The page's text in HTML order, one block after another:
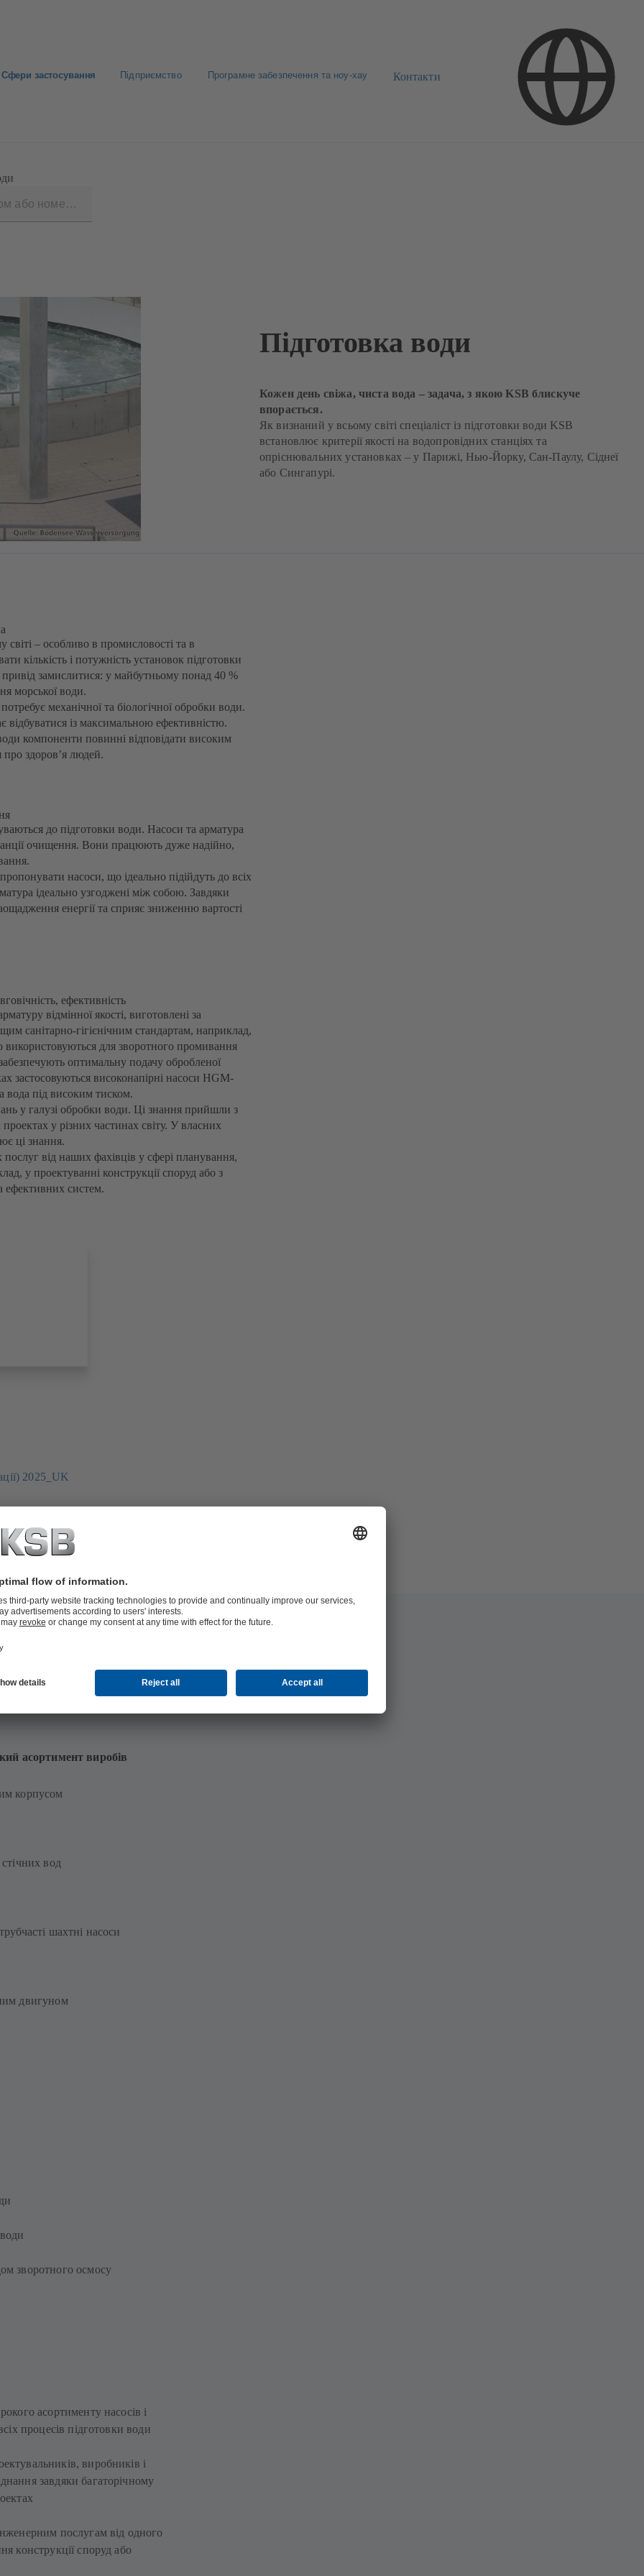
Сфери застосування Підприємство Програмне забезпечення та ноу-хау Контакти
Підготовка води
Кожен день свіжа, чиста вода – задача, з якою KSB блискуче
впорається.
Як визнаний у всьому світі спеціаліст із підготовки води KSB
встановлює критерії якості на водопровідних станціях та
опріснювальних установках – у Парижі, Нью-Йорку, Сан-Паулу, Сіднеї
або Сингапурі.
– особливо в промисловості та в
кількість і потужність установок підготовки
замислитися: у майбутньому понад 40 %
морської води.
механічної та біологічної обробки води.
відбуватися із максимальною ефективністю.
компоненти повинні відповідати високим
про здоров’я людей.
до підготовки води. Насоси та арматура
очищення. Вони працюють дуже надійно,
насоси, що ідеально підійдуть до всіх
ідеально узгоджені між собою. Завдяки
енергії та сприяє зниженню вартості
ефективність
відмінної якості, виготовлені за
санітарно-гігієнічним стандартам, наприклад,
для зворотного промивання
оптимальну подачу обробленої
застосовуються високонапірні насоси HGM-
вода під високим тиском.
у галузі обробки води. Ці знання прийшли з
у різних частинах світу. У власних
ці знання.
від наших фахівців у сфері планування,
у проектуванні конструкції споруд або з
ефективних систем.
2025_UK
MB)
асортимент виробів
корпусом
вод
шахтні насоси
двигуном
зворотного осмосу
асортименту насосів і
процесів підготовки води
виробників і
завдяки багаторічному
послугам від одного
конструкції споруд або